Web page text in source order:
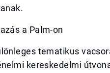
a Palm-on
tematikus
kereskedelmi